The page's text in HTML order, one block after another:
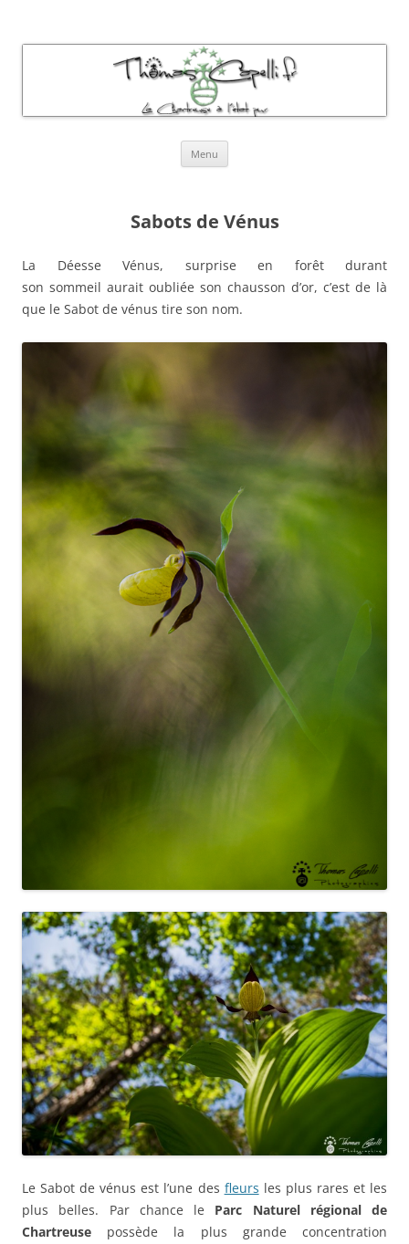
Menu
Sabots de Vénus
La Déesse Vénus, surprise en forêt durant
son sommeil aurait oubliée son chausson d’or, c’est de là
que le Sabot de vénus tire son nom.
Le Sabot de vénus est l’une des fleurs les plus rares et les
plus belles. Par chance le Parc Naturel régional de
Chartreuse possède la plus grande concentration